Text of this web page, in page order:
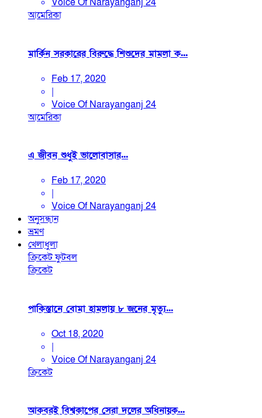
আমেরিকা
মার্কিন সরকারের বিরুদ্ধে শিশুদের মামলা ক...
Feb 17, 2020
|
Voice Of Narayanganj 24
আমেরিকা
এ জীবন শুধুই ভালোবাসার...
Feb 17, 2020
|
Voice Of Narayanganj 24
অনুসন্ধান
ভ্রমণ
খেলাধুলা
ক্রিকেটফুটবল
ক্রিকেট
পাকিস্তানে বোমা হামলায় ৮ জনের মৃত্যু...
Oct 18, 2020
|
Voice Of Narayanganj 24
ক্রিকেট
আকবরই বিশ্বকাপের সেরা দলের অধিনায়ক...